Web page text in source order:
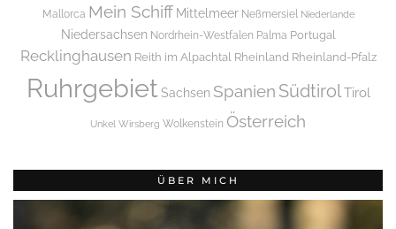
Mallorca Mein Schiff Mittelmeer Neßmersiel Niederlande
Niedersachsen Nordrhein-Westfalen Palma Portugal
Recklinghausen Reith im Alpachtal Rheinland Rheinland-Pfalz
Ruhrgebiet Sachsen Spanien SüdtirolTirol
Unkel Wirsberg Wolkenstein Österreich
ÜBER MICH